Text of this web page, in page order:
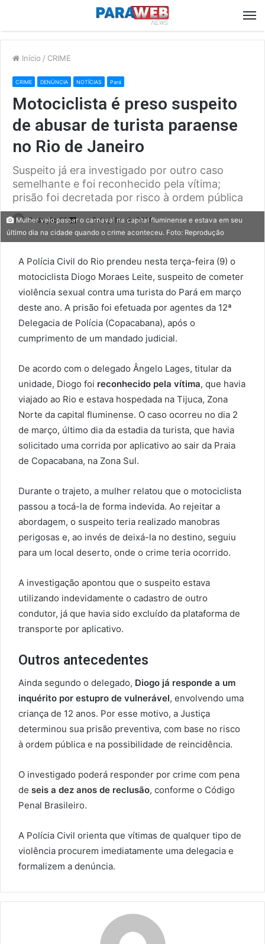
Início / CRIME
CRIME DENÚNCIA NOTÍCIAS Pará
Motociclista é preso suspeito
de abusar de turista paraense
no Rio de Janeiro
Suspeito já era investigado por outro caso
semelhante e foi reconhecido pela vítima;
prisão foi decretada por risco à ordem pública
Redação 01
Send
an
9 de julho de 2025
Mulher veio passar o carnaval na capital fluminense e estava em seu
último dia na cidade quando o crime aconteceu. Foto: Reprodução
A Polícia Civil do Rio prendeu nesta terça-feira (9) o
motociclista Diogo Moraes Leite, suspeito de cometer
violência sexual contra uma turista do Pará em março
deste ano. A prisão foi efetuada por agentes da 12ª
Delegacia de Polícia (Copacabana), após o
cumprimento de um mandado judicial.
De acordo com o delegado Ângelo Lages, titular da
unidade, Diogo foi reconhecido pela vítima, que havia
viajado ao Rio e estava hospedada na Tijuca, Zona
Norte da capital fluminense. O caso ocorreu no dia 2
de março, último dia da estadia da turista, que havia
solicitado uma corrida por aplicativo ao sair da Praia
de Copacabana, na Zona Sul.
Durante o trajeto, a mulher relatou que o motociclista
passou a tocá-la de forma indevida. Ao rejeitar a
abordagem, o suspeito teria realizado manobras
perigosas e, ao invés de deixá-la no destino, seguiu
para um local deserto, onde o crime teria ocorrido.
A investigação apontou que o suspeito estava
utilizando indevidamente o cadastro de outro
condutor, já que havia sido excluído da plataforma de
transporte por aplicativo.
Outros antecedentes
Ainda segundo o delegado, Diogo já responde a um
inquérito por estupro de vulnerável, envolvendo uma
criança de 12 anos. Por esse motivo, a Justiça
determinou sua prisão preventiva, com base no risco
à ordem pública e na possibilidade de reincidência.
O investigado poderá responder por crime com pena
de seis a dez anos de reclusão, conforme o Código
Penal Brasileiro.
A Polícia Civil orienta que vítimas de qualquer tipo de
violência procurem imediatamente uma delegacia e
formalizem a denúncia.